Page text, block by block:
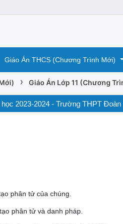
Giáo Án THCS (Chương Trình Mới)
› Giáo Án Lớp 11 (Chương
2023-2024 - Trường THPT Đoàn
phân tử của chúng.
phân tử và danh pháp.